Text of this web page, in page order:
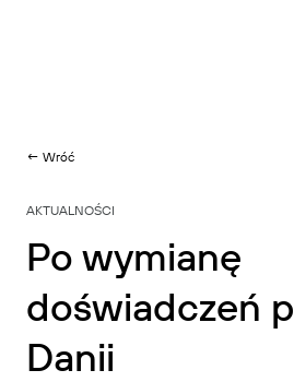
← Wróć
AKTUALNOŚCI
Po wymianę
doświadczeń
Danii